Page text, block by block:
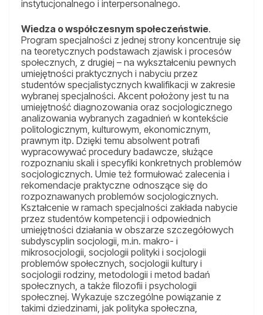
instytucjonalnego i interpersonalnego.
Wiedza o współczesnym społeczeństwie.
Program specjalności z jednej strony koncentruje się
na teoretycznych podstawach zjawisk i procesów
społecznych, z drugiej – na wykształceniu pewnych
umiejętności praktycznych i nabyciu przez
studentów specjalistycznych kwalifikacji w zakresie
wybranej specjalności. Akcent położony jest tu na
umiejętność diagnozowania oraz socjologicznego
analizowania wybranych zagadnień w kontekście
politologicznym, kulturowym, ekonomicznym,
prawnym itp. Dzięki temu absolwent potrafi
wypracowywać procedury badawcze, służące
rozpoznaniu skali i specyfiki konkretnych problemów
socjologicznych. Umie też formułować zalecenia i
rekomendacje praktyczne odnoszące się do
rozpoznawanych problemów socjologicznych.
Kształcenie w ramach specjalności zakłada nabycie
przez studentów kompetencji i odpowiednich
umiejętności działania w obszarze szczegółowych
subdyscyplin socjologii, m.in. makro- i
mikrosocjologii, socjologii polityki i socjologii
problemów społecznych, socjologii kultury i
socjologii rodziny, metodologii i metod badań
społecznych, a także filozofii i psychologii
społecznej. Wykazuje szczególne powiązanie z
takimi dziedzinami, jak polityka społeczna,